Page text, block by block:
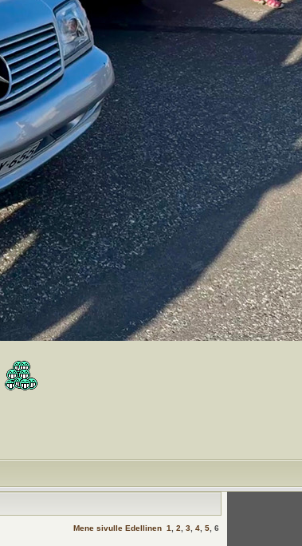
Mene sivulle Edellinen 1 ,2 ,3 ,4 ,5 ,6